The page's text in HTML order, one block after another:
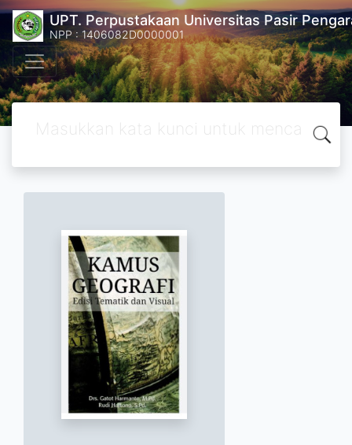
UPT. Perpustakaan Universitas Pasir
NPP : 1406082D0000001